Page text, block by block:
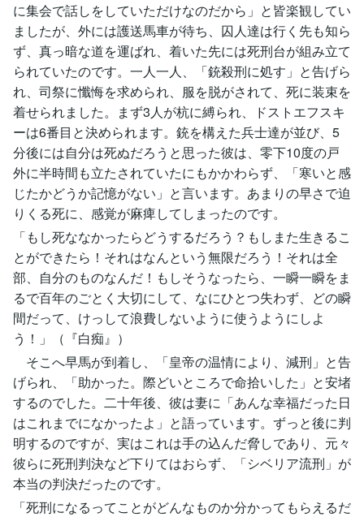
に集会で話しをしていただけなのだから」と皆楽観してい
ましたが、外には護送馬車が待ち、囚人達は行く先も知ら
ず、真っ暗な道を運ばれ、着いた先には死刑台が組み立て
られていたのです。一人一人、「銃殺刑に処す」と告げら
れ、司祭に懺悔を求められ、服を脱がされて、死に装束を
着せられました。まず3人が杭に縛られ、ドストエフスキ
ーは6番目と決められます。銃を構えた兵士達が並び、5
分後には自分は死ぬだろうと思った彼は、零下10度の戸
外に半時間も立たされていたにもかかわらず、「寒いと感
じたかどうか記憶がない」と言います。あまりの早さで迫
りくる死に、感覚が麻痺してしまったのです。
「もし死ななかったらどうするだろう？もしまた生きるこ
とができたら！それはなんという無限だろう！それは全
部、自分のものなんだ！もしそうなったら、一瞬一瞬をま
るで百年のごとく大切にして、なにひとつ失わず、どの瞬
間だって、けっして浪費しないように使うようにしよ
う！」（『白痴』）
そこへ早馬が到着し、「皇帝の温情により、減刑」と告
げられ、「助かった。際どいところで命拾いした」と安堵
するのでした。二十年後、彼は妻に「あんな幸福だった日
はこれまでになかったよ」と語っています。ずっと後に判
明するのですが、実はこれは手の込んだ脅しであり、元々
彼らに死刑判決など下りてはおらず、「シベリア流刑」が
本当の判決だったのです。
「死刑になるってことがどんなものか分かってもらえるだ